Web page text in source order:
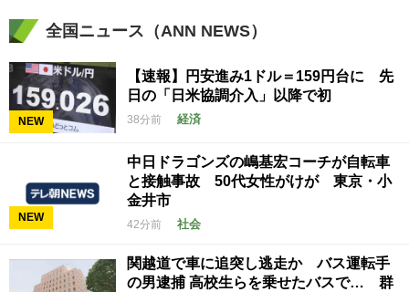
全国ニュース（ANN NEWS）
NEW
【速報】円安進み1ドル＝159円台に 先
日の「日米協調介入」以降で初
38分前 経済
NEW
中日ドラゴンズの嶋基宏コーチが自転車
と接触事故 50代女性がけが 東京・小
金井市
42分前 社会
関越道で車に追突し逃走か バス運転手
の男逮捕 高校生らを乗せたバスで… 群